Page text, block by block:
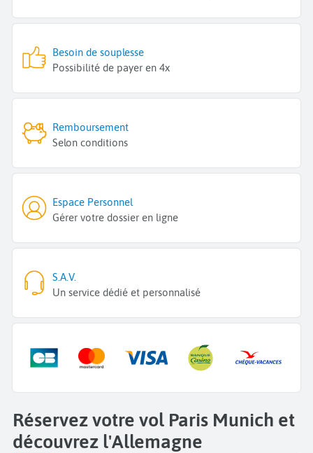
Besoin de souplesse
Possibilité de payer en 4x
Remboursement
Selon conditions
Espace Personnel
Gérer votre dossier en ligne
S.A.V.
Un service dédié et personnalisé
Réservez votre vol Paris Munich et
découvrez l'Allemagne